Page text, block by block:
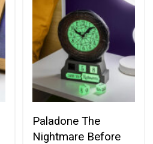
Paladone The
Nightmare Before